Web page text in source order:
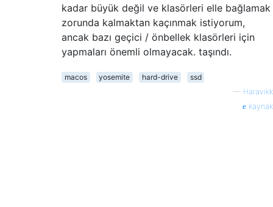
kadar büyük değil ve klasörleri elle bağlamak
zorunda kalmaktan kaçınmak istiyorum,
ancak bazı geçici / önbellek klasörleri için
yapmaları önemli olmayacak. taşındı.
macos yosemite hard-drive
ssd
— Haravikk
kaynak